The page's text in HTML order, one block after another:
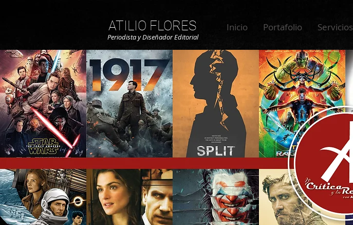
ATILIO FLORES
Periodista y Diseñador Editorial
Inicio Portafolio Servicios